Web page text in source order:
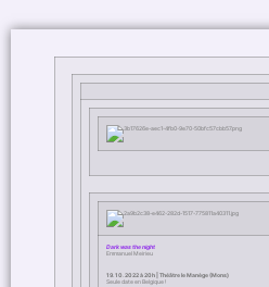
Dark was the night
Emmanuel Meirieu
19.10.2022 à 20h | Théâtre le Manège (Mons)
Seule date en Belgique !